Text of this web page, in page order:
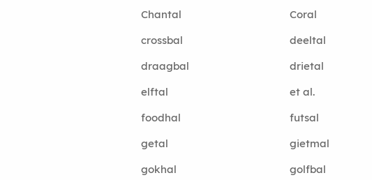
Chantal
Coral
crossbal
deeltal
draagbal
drietal
elftal
et al.
foodhal
futsal
getal
gietmal
gokhal
golfbal